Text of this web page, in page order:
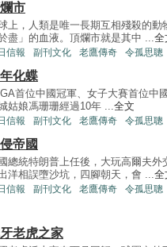
市
上，人類是唯一長期互相殘殺的
盡」的血液。頂爛市就是其中 ...全
信報 副刊文化 老鷹傳奇 令孤思聰
化蝶
首位中國冠軍、女子大賽首位中
姑娘馮珊珊經過10年 ...全文
信報 副刊文化 老鷹傳奇 令孤思聰
帝國
總統特朗普上任後，大玩高爾夫
洋相誤墮沙坑，四腳朝天，會 ...全
信報 副刊文化 老鷹傳奇 令孤思聰
老虎之家